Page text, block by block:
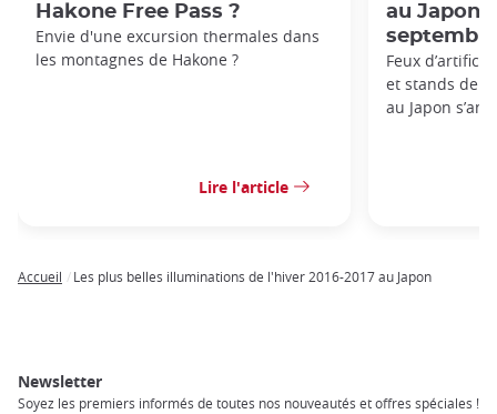
Hakone Free Pass ?
Envie d'une excursion thermales dans
les montagnes de Hakone ?
Lire l'article
au Japon:
Feux
et stands de
au Japon
Accueil Les plus belles illuminations de l'hiver 2016-2017 au Japon
Newsletter
Soyez les premiers informés de toutes nos nouveautés et offres spéciales !